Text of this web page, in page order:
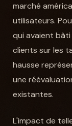
marché
utilisateurs.
qui avaient
clients sur les
hausse
une
existantes.
L'impact de